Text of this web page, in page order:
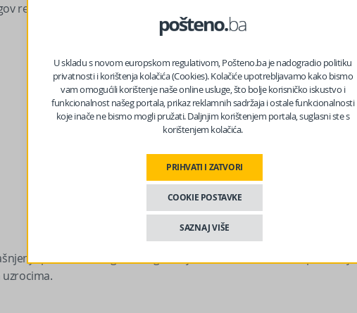
rezultat nadmašio je onaj iz 2024. godine, kada je osvojio 89,8 posto
problema s digitalnim glasanjem niti su komentirali spekulacije
U skladu s novom europskom regulativom, Pošteno.ba je nadogradio politiku
privatnosti i korištenja kolačića (Cookies). Kolačiće upotrebljavamo kako bismo
vam omogućili korištenje naše online usluge, što bolje korisničko iskustvo i
funkcionalnost našeg portala, prikaz reklamnih sadržaja i ostale funkcionalnosti
koje inače ne bismo mogli pružati. Daljnjim korištenjem portala, suglasni ste s
korištenjem kolačića.
PRIHVATI I ZATVORI
COOKIE POSTAVKE
SAZNAJ VIŠE